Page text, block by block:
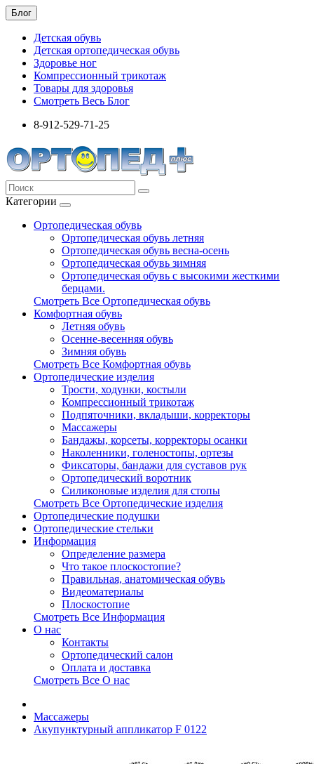
Блог
Детская обувь
Детская ортопедическая обувь
Здоровье ног
Компрессионный трикотаж
Товары для здоровья
Смотреть Весь Блог
8-912-529-71-25
Категории
Ортопедическая обувь
Ортопедическая обувь летняя
Ортопедическая обувь весна-осень
Ортопедическая обувь зимняя
Ортопедическая обувь с высокими жесткими
берцами.
Смотреть Все Ортопедическая обувь
Комфортная обувь
Летняя обувь
Осенне-весенняя обувь
Зимняя обувь
Смотреть Все Комфортная обувь
Ортопедические изделия
Трости, ходунки, костыли
Компрессионный трикотаж
Подпяточники, вкладыши, корректоры
Массажеры
Бандажы, корсеты, корректоры осанки
Наколенники, голеностопы, ортезы
Фиксаторы, бандажи для суставов рук
Ортопедический воротник
Силиконовые изделия для стопы
Смотреть Все Ортопедические изделия
Ортопедические подушки
Ортопедические стельки
Информация
Определение размера
Что такое плоскостопие?
Правильная, анатомическая обувь
Видеоматериалы
Плоскостопие
Смотреть Все Информация
О нас
Контакты
Ортопедический салон
Оплата и доставка
Смотреть Все О нас
Массажеры
Акупунктурный аппликатор F 0122